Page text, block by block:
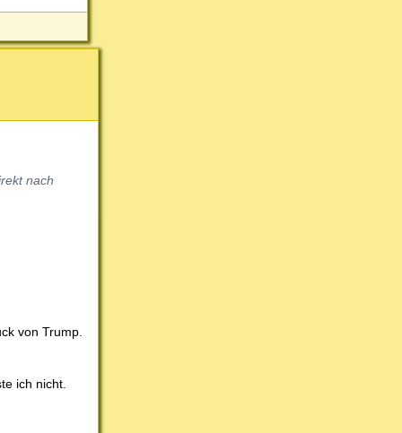
nach
von Trump.
ich nicht.